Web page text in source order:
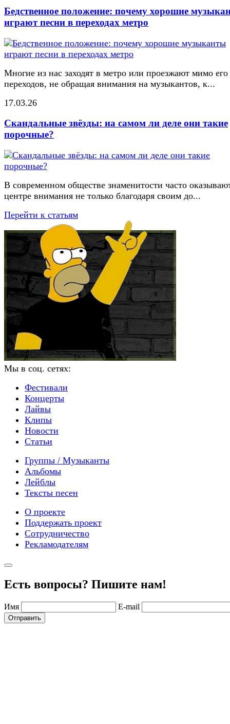
Бедственное положение: почему хорошие
играют песни в переходах метро
Многие из нас заходят в метро или проезжают мимо его
переходов, не обращая внимания на музыкантов, к...
17.03.26
Скандальные звёзды: на самом ли деле они такие
порочные?
В современном обществе знаменитости часто
центре внимания не только благодаря своим до...
Перейти к статьям
Мы в соц. сетях:
Фестивали
Концерты
Лайвы
Клипы
Новости
Статьи
Группы / Музыканты
Альбомы
Лейблы
Тексты песен
О проекте
Поддержать проект
Сотрудничество
Рекламодателям
Есть вопросы? Пишите нам!
Имя E-mail